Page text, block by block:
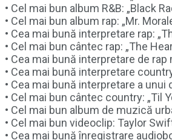
• Cel mai bun album R&B: „Black
• Cel mai bun album rap: „Mr.
• Cea mai bună interpretare rap:
• Cel mai bun cântec rap: „The
• Cea mai bună interpretare de rap
• Cea mai bună interpretare
• Cea mai bună interpretare a
• Cel mai bun cântec country: „Til
• Cel mai bun album de muzică
• Cel mai bun videoclip: Taylor
• Cea mai bună înregistrare